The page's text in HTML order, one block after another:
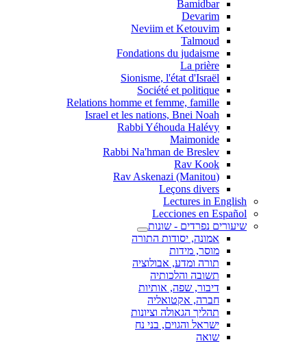
Bamidbar
Devarim
Neviim et Ketouvim
Talmoud
Fondations du judaisme
La prière
Sionisme, l'état d'Israël
Société et politique
Relations homme et femme, famille
Israel et les nations, Bnei Noah
Rabbi Yéhouda Halévy
Maimonide
Rabbi Na'hman de Breslev
Rav Kook
(Rav Askenazi (Manitou
Leçons divers
Lectures in English
Lecciones en Español
שיעורים נפרדים - שונות
אמונה, יסודות התורה
מוסר, מידות
תורה ומדע, אבולוציה
תשובה והלכותיה
דיבור, שפה, אותיות
חברה, אקטואליה
תהליך הגאולה וציונות
ישראל והגוים, בני נח
שואה